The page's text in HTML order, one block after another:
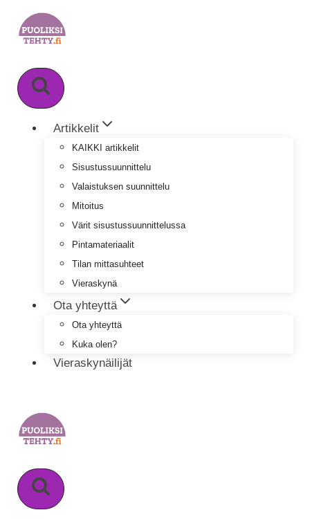
sisältöön
Artikkelit
KAIKKI artikkelit
Sisustussuunnittelu
Valaistuksen suunnittelu
Mitoitus
Värit sisustussuunnittelussa
Pintamateriaalit
Tilan mittasuhteet
Vieraskynä
Ota yhteyttä
Ota yhteyttä
Kuka olen?
Vieraskynäilijät